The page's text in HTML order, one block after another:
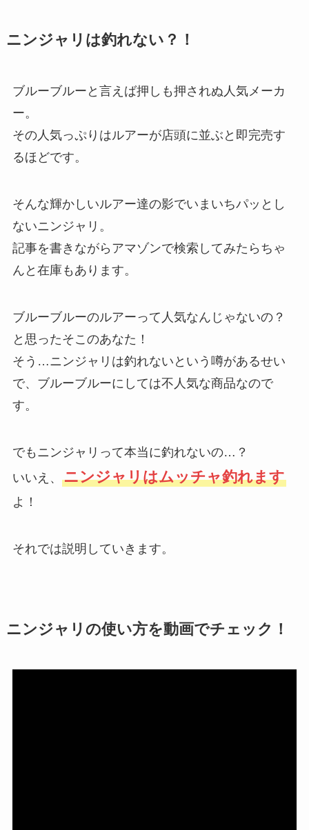
ニンジャリは釣れない？！
ブルーブルーと言えば押しも押されぬ人気メーカ
ー。
その人気っぷりはルアーが店頭に並ぶと即完売す
るほどです。
そんな輝かしいルアー達の影でいまいちパッとし
ないニンジャリ。
記事を書きながらアマゾンで検索してみたらちゃ
んと在庫もあります。
ブルーブルーのルアーって人気なんじゃないの？
と思ったそこのあなた！
そう…ニンジャリは釣れないという噂があるせい
で、ブルーブルーにしては不人気な商品なので
す。
でもニンジャリって本当に釣れないの…？
いいえ、 ニンジャリはムッチャ釣れます
よ！
それでは説明していきます。
ニンジャリの使い方を動画でチェック！